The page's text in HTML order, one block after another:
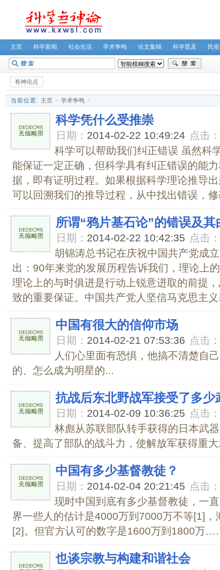
主页 科学新闻 社会生活 学术争鸣 论文集锦 科学普及 民
无神论坛
有神论点
当前位置: 主页 > 学术争鸣 >
科学凭什么受推崇
日期： 2014-02-22 10:49:24 点击：
科学可以帮助我们纠正错误 虽然科
能保证一定正确，但科学具有纠正错误的能
据，即有证明过程。如果根据科学理论推导
可以回溯我们的推导过程，从中找出错误，
所谓“鸦片基石论”的错误及其
日期： 2014-02-22 10:42:35 点击：
胡锦涛总书记在庆祝中国共产党成
出：90年来党的发展历程告诉我们，理论上
理论上的与时俱进是行动上锐意进取的前提
致的重要保证。中国共产党人坚信马克思主
中国有很大的信仰市场
日期： 2014-02-21 07:53:36 点击：
人们心里面有恐惧，他搞不清楚自
的、怎么成为明星的...
抗战后东北野战军接受了多少
日期： 2014-02-09 10:36:25 点击：
林彪从苏联部队转手获得的日本武
备、提高了部队的战斗力，使解放军获得重
中国有多少基督教徒？
日期： 2014-02-04 20:21:45 点击：
现时中国到底有多少基督教徒，一
界一些人的估计是4000万到7000万不等[1]
[2]。但官方认可的数字是1600万到1800万
也谈宗教与构建和谐社会